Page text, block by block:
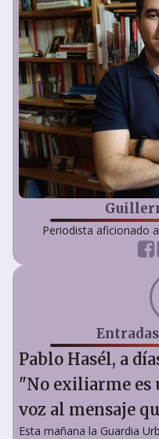
Periodista aficionado
Pablo Hasél, a
"No exiliarme es
voz al mensaje
Esta mañana la Guardia